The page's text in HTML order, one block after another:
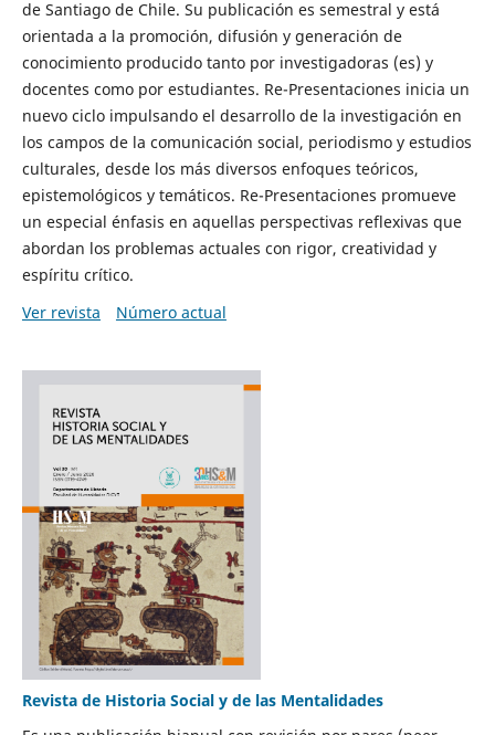
de Santiago de Chile. Su publicación es semestral y está
orientada a la promoción, difusión y generación de
conocimiento producido tanto por investigadoras (es) y
docentes como por estudiantes. Re-Presentaciones inicia un
nuevo ciclo impulsando el desarrollo de la investigación en
los campos de la comunicación social, periodismo y estudios
culturales, desde los más diversos enfoques teóricos,
epistemológicos y temáticos. Re-Presentaciones promueve
un especial énfasis en aquellas perspectivas reflexivas que
abordan los problemas actuales con rigor, creatividad y
espíritu crítico.
Ver revista
Número actual
Revista de Historia Social y de las Mentalidades